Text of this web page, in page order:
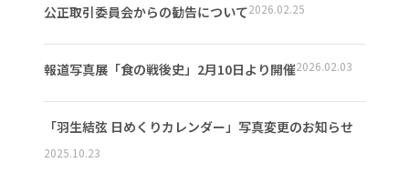
公正取引委員会からの勧告について2026.02.25
報道写真展「食の戦後史」2月10日より開催2026.02.03
「羽生結弦 日めくりカレンダー」写真変更のお知らせ
2025.10.23